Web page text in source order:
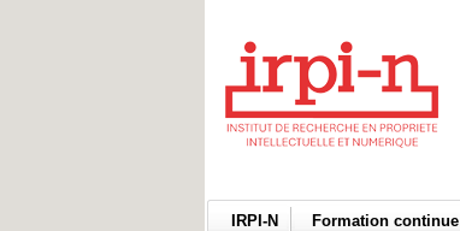
IRPI-N Formation continue